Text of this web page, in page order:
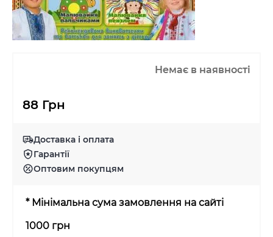
Немає в наявності
88 Грн
Доставка і оплата
Гарантії
Оптовим покупцям
* Мінімальна сума замовлення на сайті
1000 грн